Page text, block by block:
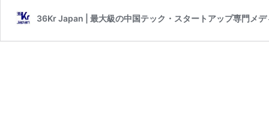
36Kr Japan | 最大級の中国テック・スタートアップ専門メデ